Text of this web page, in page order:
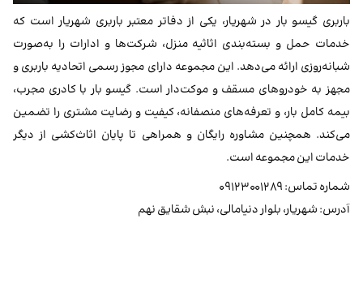
باربری گیسو بار در شهریار، یکی از دفاتر معتبر باربری شهریار است که
خدمات حمل و بسته‌بندی اثاثیه منزل، شرکت‌ها و ادارات را به‌صورت
شبانه‌روزی ارائه می‌دهد. این مجموعه دارای مجوز رسمی اتحادیه باربری و
مجهز به خودروهای مسقف و موکت‌دار است. گیسو بار با کادری مجرب،
بیمه کامل بار، و تعرفه‌های منصفانه، کیفیت و رضایت مشتری را تضمین
می‌کند. همچنین مشاوره رایگان و همراهی تا پایان اثاث‌کشی از دیگر
خدمات این مجموعه است.
شماره تماس: ۰۹۱۲۳۰۰۱۲۸۹
آدرس: شهریار، بلوار دنیامالی، نبش شقایق نهم